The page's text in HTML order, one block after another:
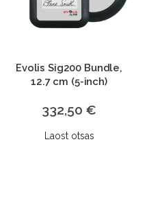
Evolis Sig200 Bundle,
12.7 cm (5-inch)
332,50 €
Laost otsas